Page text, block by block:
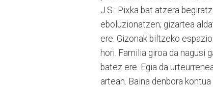
J.S.: Pixka bat atzera
eboluzionatzen; gizartea
ere. Gizonak biltzeko
hori. Familia giroa da nagusi
batez ere. Egia da
artean. Baina denbora